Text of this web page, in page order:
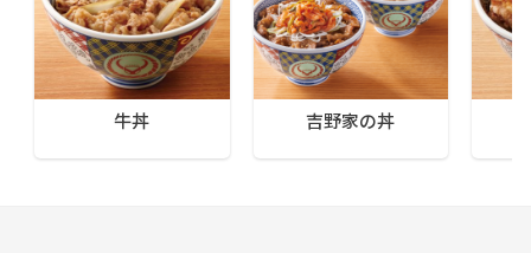
牛丼 吉野家の丼